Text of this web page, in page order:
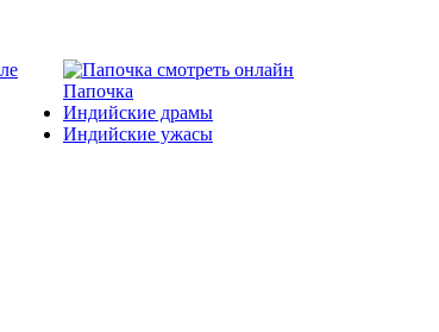
Папочка
Индийские драмы
Индийские ужасы